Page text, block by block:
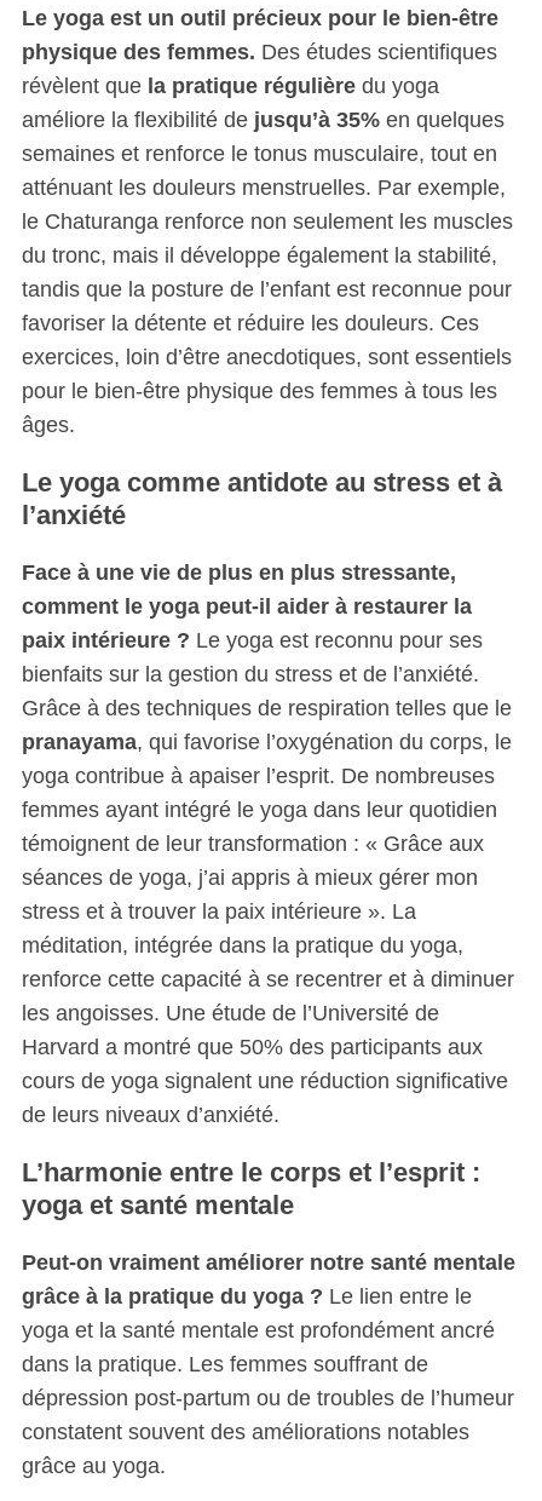
Le yoga est un outil précieux pour le bien-être
physique des femmes. Des études scientifiques
révèlent que la pratique régulièredu yoga
améliore la flexibilité de jusqu’à 35%en quelques
semaines et renforce le tonus musculaire, tout en
atténuant les douleurs menstruelles. Par exemple,
le Chaturanga renforce non seulement les muscles
du tronc, mais il développe également la stabilité,
tandis que la posture de l’enfant est reconnue pour
favoriser la détente et réduire les douleurs. Ces
exercices, loin d’être anecdotiques, sont essentiels
pour le bien-être physique des femmes à tous les
âges.
Le yoga comme antidote au stress et à
l’anxiété
Face à une vie de plus en plus stressante,
comment le yoga peut-il aider à restaurer la
paix intérieure ? Le yoga est reconnu pour ses
bienfaits sur la gestion du stress et de l’anxiété.
Grâce à des techniques de respiration telles que le
pranayama, qui favorise l’oxygénation du corps, le
yoga contribue à apaiser l’esprit. De nombreuses
femmes ayant intégré le yoga dans leur quotidien
témoignent de leur transformation : « Grâce aux
séances de yoga, j’ai appris à mieux gérer mon
stress et à trouver la paix intérieure ». La
méditation, intégrée dans la pratique du yoga,
renforce cette capacité à se recentrer et à diminuer
les angoisses. Une étude de l’Université de
Harvard a montré que 50% des participants aux
cours de yoga signalent une réduction significative
de leurs niveaux d’anxiété.
L’harmonie entre le corps et l’esprit :
yoga et santé mentale
Peut-on vraiment améliorer notre santé mentale
grâce à la pratique du yoga ? Le lien entre le
yoga et la santé mentale est profondément ancré
dans la pratique. Les femmes souffrant de
dépression post-partum ou de troubles de l’humeur
constatent souvent des améliorations notables
grâce au yoga.